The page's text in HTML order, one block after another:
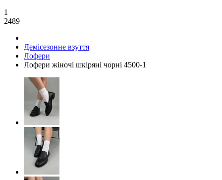
1
2489
Демісезонне взуття
Лофери
Лофери жіночі шкіряні чорні 4500-1